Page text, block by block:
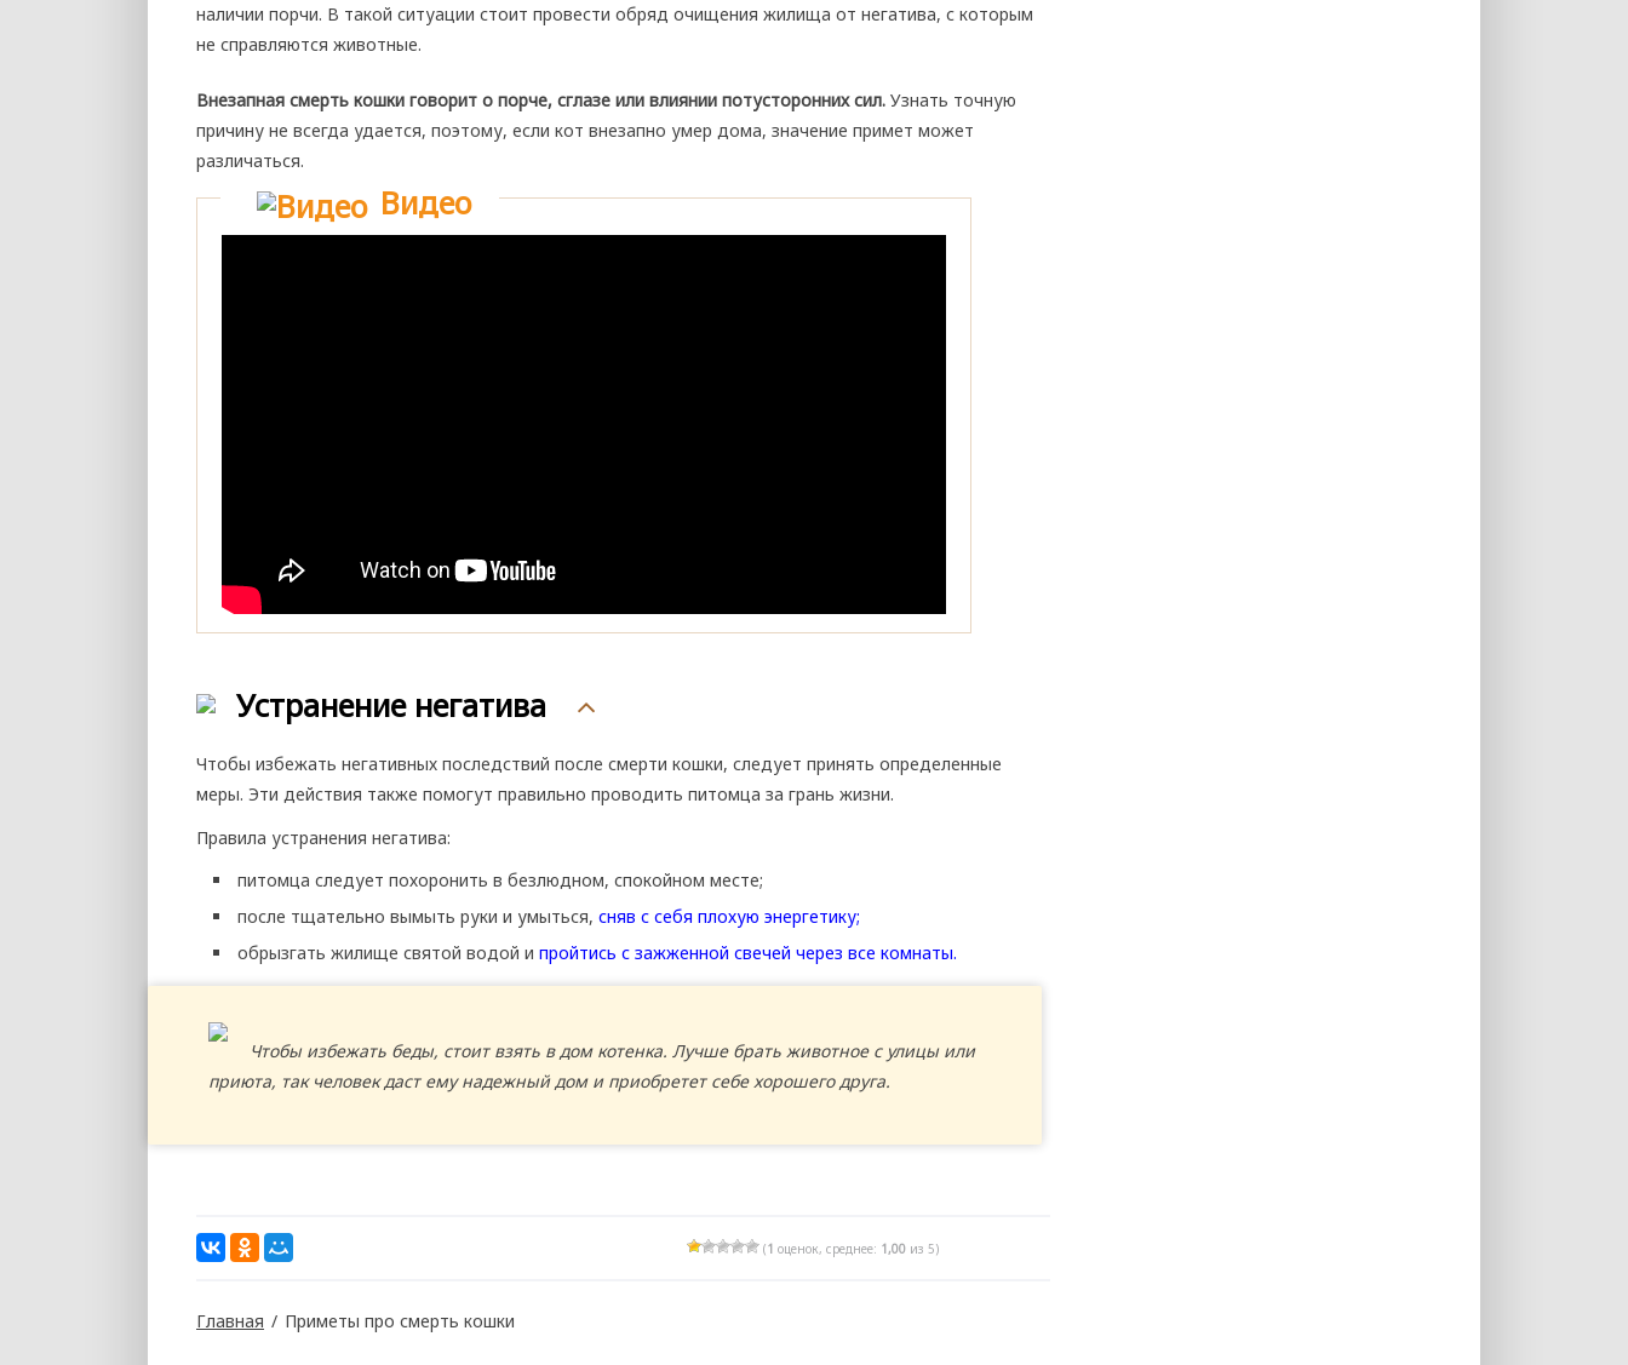
наличии порчи. В такой ситуации стоит провести обряд очищения жилища от негатива, с которым
не справляются животные.
Внезапная смерть кошки говорит о порче, сглазе или влиянии потусторонних сил. Узнать точную
причину не всегда удается, поэтому, если кот внезапно умер дома, значение примет может
различаться.
Видео
Устранение негатива
Чтобы избежать негативных последствий после смерти кошки, следует принять определенные
меры. Эти действия также помогут правильно проводить питомца за грань жизни.
Правила устранения негатива:
питомца следует похоронить в безлюдном, спокойном месте;
после тщательно вымыть руки и умыться, сняв с себя плохую энергетику;
обрызгать жилище святой водой и пройтись с зажженной свечей через все комнаты.
Чтобы избежать беды, стоит взять в дом котенка. Лучше брать животное с улицы или
приюта, так человек даст ему надежный дом и приобретет себе хорошего друга.
(1 оценок, среднее: 1,00 из 5)
Главная / Приметы про смерть кошки